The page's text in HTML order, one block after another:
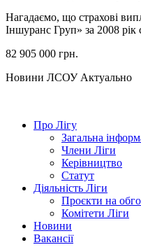
Нагадаємо, що страхові
Іншуранс Груп» за 2008 рік
82 905 000 грн.
Hовини ЛСОУ Актуально
Про Лігу
Загальна
Члени Ліги
Керівництво
Статут
Діяльність Ліги
Проєкти на
Комітети Ліги
Новини
Вакансії